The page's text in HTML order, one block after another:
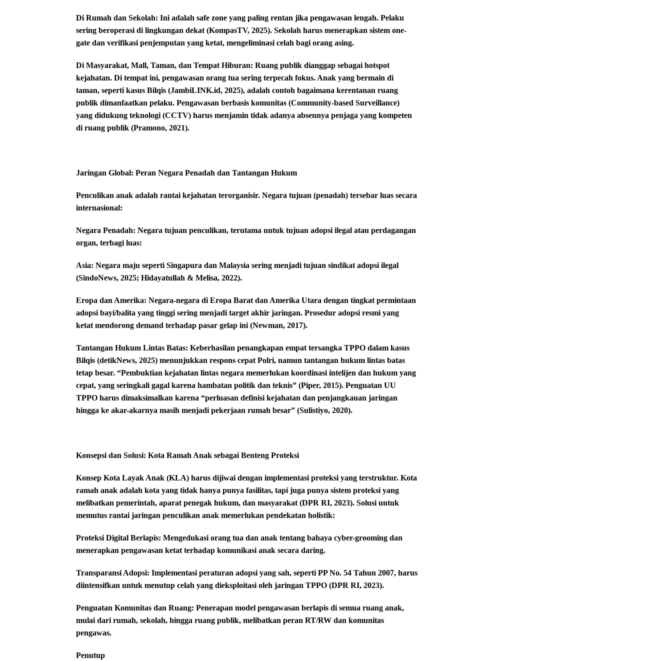
​Di Rumah dan Sekolah: Ini adalah safe zone yang paling rentan jika pengawasan lengah. Pelaku
sering beroperasi di lingkungan dekat (KompasTV, 2025). Sekolah harus menerapkan sistem one-
gate dan verifikasi penjemputan yang ketat, mengeliminasi celah bagi orang asing.
​Di Masyarakat, Mall, Taman, dan Tempat Hiburan: Ruang publik dianggap sebagai hotspot
kejahatan. Di tempat ini, pengawasan orang tua sering terpecah fokus. Anak yang bermain di
taman, seperti kasus Bilqis (JambiLINK.id, 2025), adalah contoh bagaimana kerentanan ruang
publik dimanfaatkan pelaku. Pengawasan berbasis komunitas (Community-based Surveillance)
yang didukung teknologi (CCTV) harus menjamin tidak adanya absennya penjaga yang kompeten
di ruang publik (Pramono, 2021).
Jaringan Global: Peran Negara Penadah dan Tantangan Hukum
​Penculikan anak adalah rantai kejahatan terorganisir. Negara tujuan (penadah) tersebar luas secara
internasional:
​Negara Penadah: Negara tujuan penculikan, terutama untuk tujuan adopsi ilegal atau perdagangan
organ, terbagi luas:
​Asia: Negara maju seperti Singapura dan Malaysia sering menjadi tujuan sindikat adopsi ilegal
(SindoNews, 2025; Hidayatullah & Melisa, 2022).
​Eropa dan Amerika: Negara-negara di Eropa Barat dan Amerika Utara dengan tingkat permintaan
adopsi bayi/balita yang tinggi sering menjadi target akhir jaringan. Prosedur adopsi resmi yang
ketat mendorong demand terhadap pasar gelap ini (Newman, 2017).
​Tantangan Hukum Lintas Batas: Keberhasilan penangkapan empat tersangka TPPO dalam kasus
Bilqis (detikNews, 2025) menunjukkan respons cepat Polri, namun tantangan hukum lintas batas
tetap besar. “Pembuktian kejahatan lintas negara memerlukan koordinasi intelijen dan hukum yang
cepat, yang seringkali gagal karena hambatan politik dan teknis” (Piper, 2015). Penguatan UU
TPPO harus dimaksimalkan karena “perluasan definisi kejahatan dan penjangkauan jaringan
hingga ke akar-akarnya masih menjadi pekerjaan rumah besar” (Sulistiyo, 2020).
Konsepsi dan Solusi: Kota Ramah Anak sebagai Benteng Proteksi
​Konsep Kota Layak Anak (KLA) harus dijiwai dengan implementasi proteksi yang terstruktur. Kota
ramah anak adalah kota yang tidak hanya punya fasilitas, tapi juga punya sistem proteksi yang
melibatkan pemerintah, aparat penegak hukum, dan masyarakat (DPR RI, 2023). Solusi untuk
memutus rantai jaringan penculikan anak memerlukan pendekatan holistik:
​Proteksi Digital Berlapis: Mengedukasi orang tua dan anak tentang bahaya cyber-grooming dan
menerapkan pengawasan ketat terhadap komunikasi anak secara daring.
​Transparansi Adopsi: Implementasi peraturan adopsi yang sah, seperti PP No. 54 Tahun 2007, harus
diintensifkan untuk menutup celah yang dieksploitasi oleh jaringan TPPO (DPR RI, 2023).
​Penguatan Komunitas dan Ruang: Penerapan model pengawasan berlapis di semua ruang anak,
mulai dari rumah, sekolah, hingga ruang publik, melibatkan peran RT/RW dan komunitas
pengawas.
Penutup